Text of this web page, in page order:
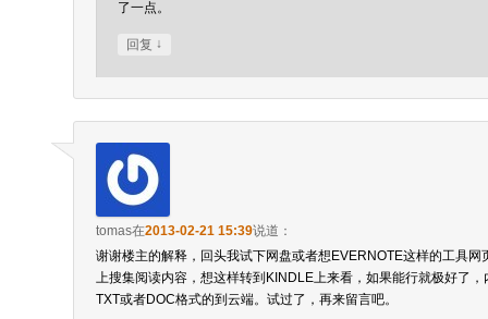
了一点。
回复 ↓
tomas在2013-02-21 15:39说道：
谢谢楼主的解释，回头我试下网盘或者想EVERNOTE这样的工具网
上搜集阅读内容，想这样转到KINDLE上来看，如果能行就极好了
TXT或者DOC格式的到云端。试过了，再来留言吧。